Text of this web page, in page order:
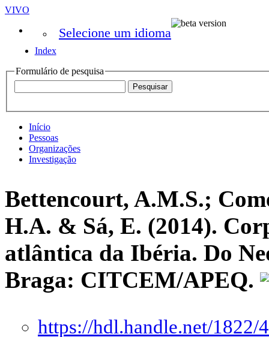
VIVO
Selecione um idioma
Index
Formulário de pesquisa
Início
Pessoas
Organizações
Investigação
Bettencourt, A.M.S.;
H.A. & Sá, E. (2014).
atlântica da Ibéria. Do
Braga: CITCEM/APEQ.
https://hdl.handle.net/1822/